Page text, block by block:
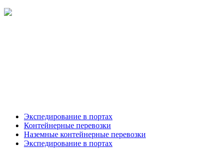
Экспедирование в портах
Контейнерные перевозки
Наземные контейнерные перевозки
Экспедирование в портах